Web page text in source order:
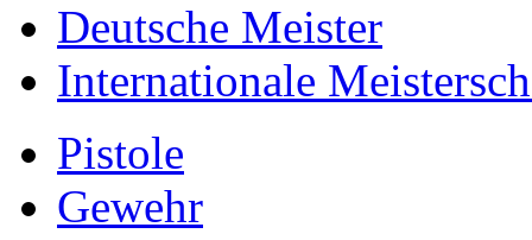
Deutsche Meister
Internationale
Pistole
Gewehr